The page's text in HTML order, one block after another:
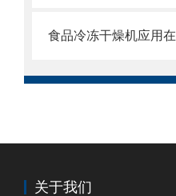
关于我们